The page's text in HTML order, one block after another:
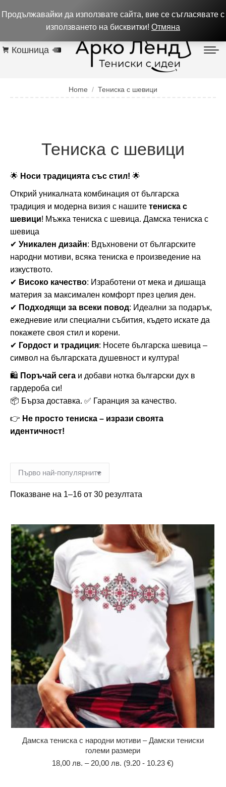
Контакти
Кошница
Home Тениска с шевици
Тениска с шевици
🌟 Носи традицията със стил! 🌟
Открий уникалната комбинация от българска
традиция и модерна визия с нашите тениска с
шевици! Мъжка тениска с шевица. Дамска тениска с
шевица
✔ Уникален дизайн: Вдъхновени от българските
народни мотиви, всяка тениска е произведение на
изкуството.
✔ Високо качество: Изработени от мека и дишаща
материя за максимален комфорт през целия ден.
✔ Подходящи за всеки повод: Идеални за подарък,
ежедневие или специални събития, където искате да
покажете своя стил и корени.
✔ Гордост и традиция: Носете българска шевица –
символ на българската душевност и култура!
🛍 Поръчай сега и добави нотка български дух в
гардероба си!
📦 Бърза доставка. ✅ Гаранция за качество.
👉 Не просто тениска – изрази своята
идентичност!
Показване на 1–16 от 30 резултата
Дамска тениска с народни мотиви – Дамски тениски
големи размери
18,00 лв. – 20,00 лв. (9.20 - 10.23 €)
Продължавайки да използвате сайта, вие се съгласявате с
използването на бисквитки! Отмяна